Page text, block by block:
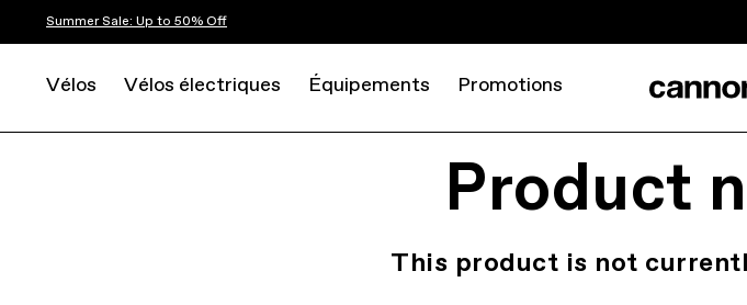
Summer Sale: Up to 50% Off
Vélos Vélos électriques Équipements Promotions
Product
This product is not